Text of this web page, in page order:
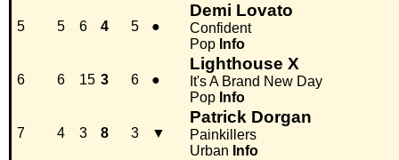
5 5 6 4 5 ●
Demi Lovato
Confident
Pop Info
6 6 15 3 6 ●
Lighthouse X
It's A Brand New Day
Pop Info
7 4 3 8 3 ▼
Patrick Dorgan
Painkillers
Urban Info